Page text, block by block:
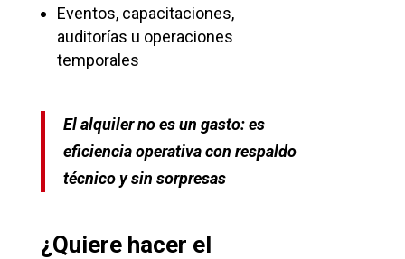
Eventos, capacitaciones,
auditorías u operaciones
temporales
El alquiler no es un gasto: es
eficiencia operativa con respaldo
técnico y sin sorpresas
¿Quiere hacer el